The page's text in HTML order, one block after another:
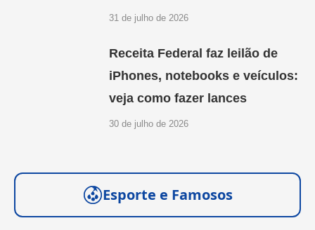
31 de julho de 2026
Receita Federal faz leilão de
iPhones, notebooks e veículos:
veja como fazer lances
30 de julho de 2026
Esporte e Famosos